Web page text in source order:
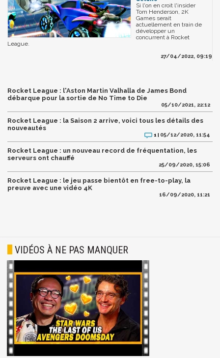
Si l'on en croit l'insider
Tom Henderson, 2K
Games serait
actuellement en train de
développer un
concurrent à Rocket
League.
27/04/2022, 09:19
Rocket League : l'Aston Martin Valhalla de James Bond
débarque pour la sortie de No Time to Die
05/10/2021, 22:12
Rocket League : la Saison 2 arrive, voici tous les détails des
nouveautés
1 | 05/12/2020, 11:54
Rocket League : un nouveau record de fréquentation, les
serveurs ont chauffé
25/09/2020, 15:06
Rocket League : le jeu passe bientôt en free-to-play, la
preuve avec une vidéo 4K
16/09/2020, 11:21
VIDÉOS À NE PAS MANQUER